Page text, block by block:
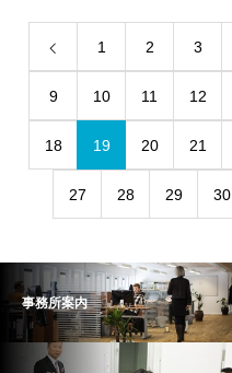
1 2 3
9 10 11 12
18 19 20 21
27 28 29 30
事務所案内